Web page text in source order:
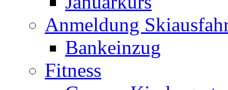
Anmeldung
Bankeinzug
Fitness